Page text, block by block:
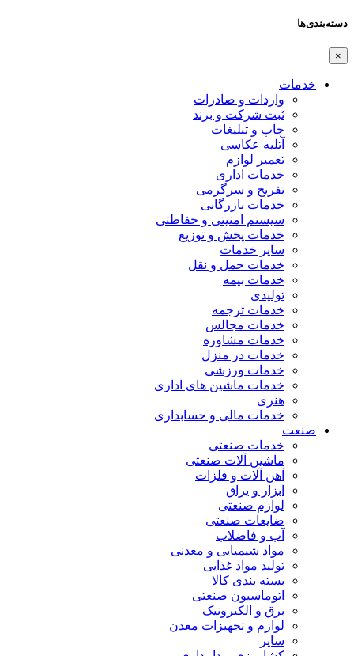
دسته‌بندی‌ها
×
خدمات
واردات و صادرات
ثبت شرکت و برند
چاپ و تبلیغات
آتلیه عکاسی
تعمیر لوازم
خدمات اداری
تفریح و سرگرمی
خدمات بازرگانی
سیستم امنیتی و حفاظتی
خدمات پخش و توزیع
سایر خدمات
خدمات حمل و نقل
خدمات بیمه
تولیدی
خدمات ترجمه
خدمات مجالس
خدمات مشاوره
خدمات در منزل
خدمات ورزشی
خدمات ماشین های اداری
هنری
خدمات مالی و حسابداری
صنعت
خدمات صنعتی
ماشین آلات صنعتی
آهن آلات و فلزات
ابزار و یراق
لوازم صنعتی
ضایعات صنعتی
آب و فاضلاب
مواد شیمیایی و معدنی
تولید مواد غذایی
بسته بندی کالا
اتوماسیون صنعتی
برق و الکترونیک
لوازم و تجهیزات معدن
سایر